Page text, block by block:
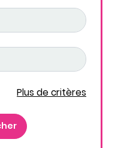
Plus de critères